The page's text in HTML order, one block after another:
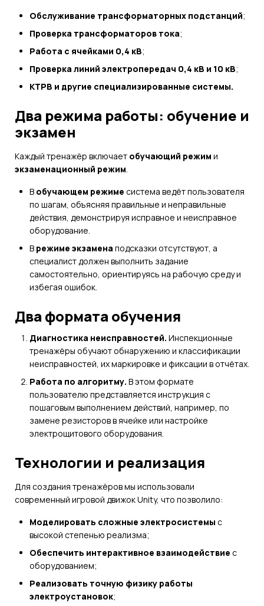
Обслуживание трансформаторных подстанций;
Проверка трансформаторов тока;
Работа с ячейками 0,4 кВ;
Проверка линий электропередач 0,4 кВ и 10 кВ;
КТРВ и другие специализированные системы.
Два режима работы: обучение и
экзамен
Каждый тренажёр включает обучающий режим и
экзаменационный режим
В обучающем режиме система ведёт пользователя
по шагам, объясняя правильные и неправильные
действия, демонстрируя исправное и неисправное
оборудование.
В режиме экзамена подсказки отсутствуют, а
специалист должен выполнить задание
самостоятельно, ориентируясь на рабочую среду и
избегая ошибок.
Два формата обучения
Диагностика неисправностей. Инспекционные
тренажёры обучают обнаружению и классификации
неисправностей, их маркировке и фиксации в отчётах.
Работа по алгоритму. В этом формате
пользователю представляется инструкция с
пошаговым выполнением действий, например, по
замене резисторов в ячейке или настройке
электрощитового оборудования.
Технологии и реализация
Для создания тренажёров мы использовали
современный игровой движок Unity, что позволило:
Моделировать сложные электросистемы с
высокой степенью реализма;
Обеспечить интерактивное взаимодействие с
оборудованием;
Реализовать точную физику работы
электроустановок;